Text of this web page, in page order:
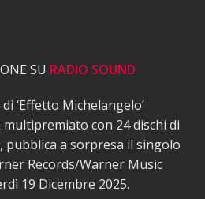
SU RADIO SOUND
‘Effetto Michelangelo’
multipremiato con 24 dischi di
pubblica a sorpresa il singolo
Records/Warner Music
19 Dicembre 2025.